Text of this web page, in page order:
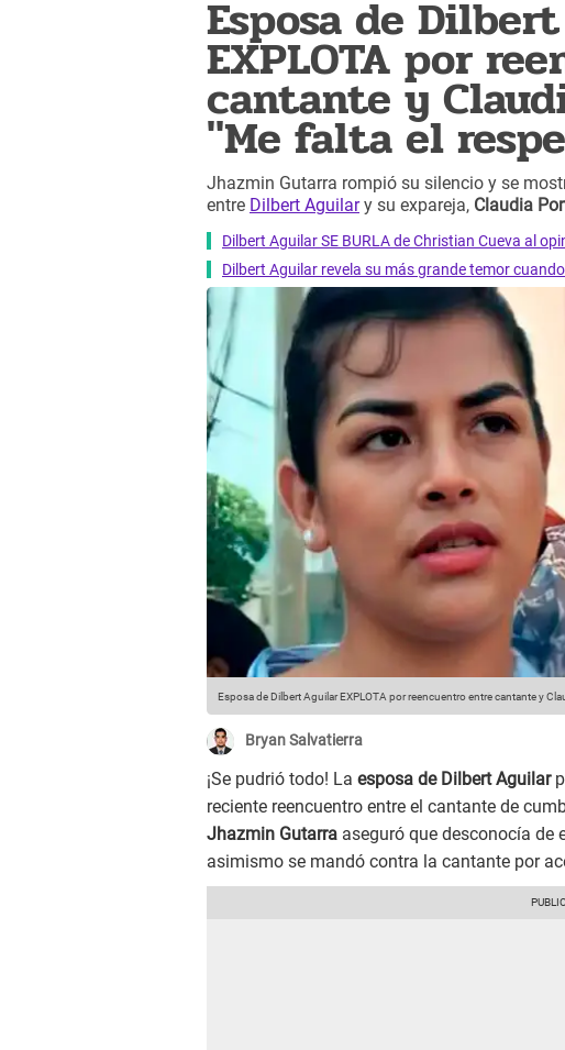
Esposa de
EXPLOTA por
cantante y
"Me falta el
Jhazmin Gutarra rompió su silencio y se
entre Dilbert Aguilary su expareja, Claudia
Dilbert Aguilar SE BURLA de Christian Cueva al
Dilbert Aguilar revela su más grande temor
Esposa de Dilbert Aguilar EXPLOTA por reencuentro entre cantante y
Bryan Salvatierra
¡Se pudrió todo! La esposa de Dilbert Aguilar
reciente reencuentro entre el cantante de
Jhazmin Gutarra aseguró que desconocía de
asimismo se mandó contra la cantante por